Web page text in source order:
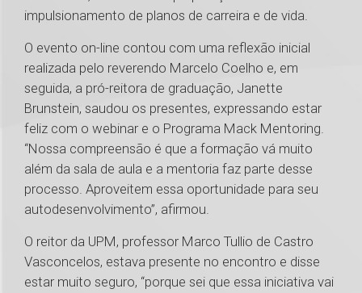
impulsionamento de planos de carreira e de vida.
O evento on-line contou com uma reflexão inicial
realizada pelo reverendo Marcelo Coelho e, em
seguida, a pró-reitora de graduação, Janette
Brunstein, saudou os presentes, expressando estar
feliz com o webinar e o Programa Mack Mentoring.
“Nossa compreensão é que a formação vá muito
além da sala de aula e a mentoria faz parte desse
processo. Aproveitem essa oportunidade para seu
autodesenvolvimento”, afirmou.
O reitor da UPM, professor Marco Tullio de Castro
Vasconcelos, estava presente no encontro e disse
estar muito seguro, “porque sei que essa iniciativa vai